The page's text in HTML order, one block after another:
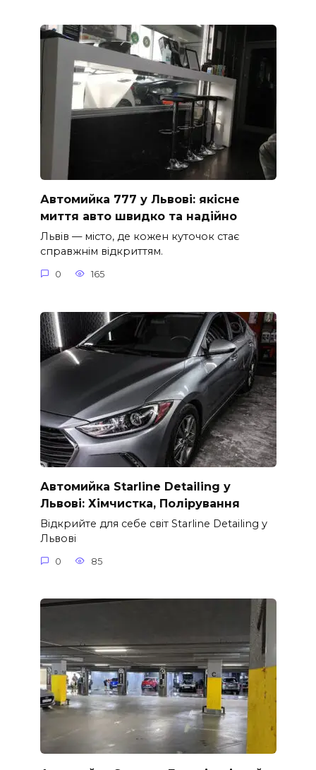
Автомийка 777 у Львові: якісне
миття авто швидко та надійно
Львів — місто, де кожен куточок стає
справжнім відкриттям.
0 165
Автомийка Starline Detailing у
Львові: Хімчистка, Полірування
Відкрийте для себе світ Starline Detailing у
Львові
0 85